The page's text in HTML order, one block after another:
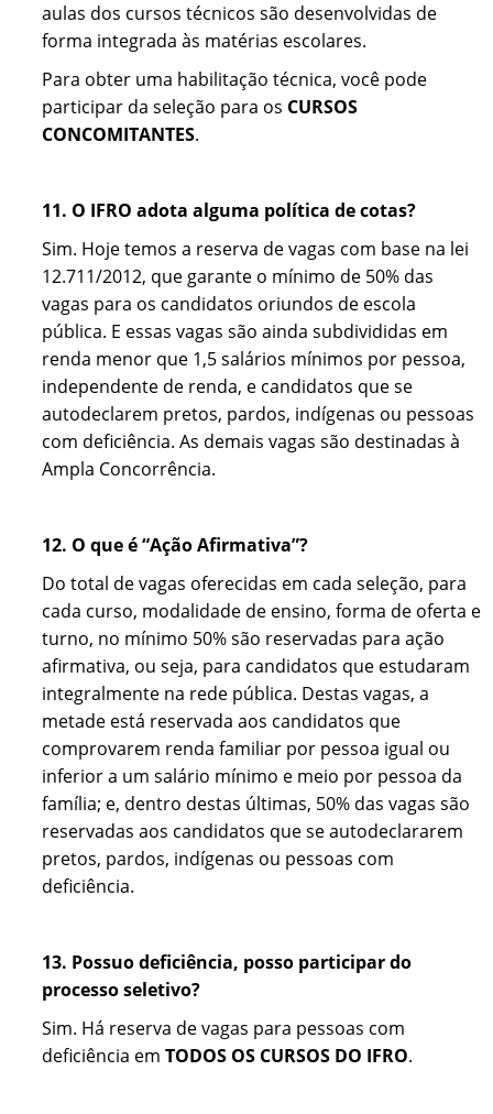
aulas dos cursos técnicos são desenvolvidas de
forma integrada às matérias escolares.
Para obter uma habilitação técnica, você pode
participar da seleção para os CURSOS
CONCOMITANTES.
11. O IFRO adota alguma política de cotas?
Sim. Hoje temos a reserva de vagas com base na lei
12.711/2012, que garante o mínimo de 50% das
vagas para os candidatos oriundos de escola
pública. E essas vagas são ainda subdivididas em
renda menor que 1,5 salários mínimos por pessoa,
independente de renda, e candidatos que se
autodeclarem pretos, pardos, indígenas ou pessoas
com deficiência. As demais vagas são destinadas à
Ampla Concorrência.
12. O que é “Ação Afirmativa”?
Do total de vagas oferecidas em cada seleção, para
cada curso, modalidade de ensino, forma de oferta e
turno, no mínimo 50% são reservadas para ação
afirmativa, ou seja, para candidatos que estudaram
integralmente na rede pública. Destas vagas, a
metade está reservada aos candidatos que
comprovarem renda familiar por pessoa igual ou
inferior a um salário mínimo e meio por pessoa da
família; e, dentro destas últimas, 50% das vagas são
reservadas aos candidatos que se autodeclararem
pretos, pardos, indígenas ou pessoas com
deficiência.
13. Possuo deficiência, posso participar do
processo seletivo?
Sim. Há reserva de vagas para pessoas com
deficiência em TODOS OS CURSOS DO IFRO.